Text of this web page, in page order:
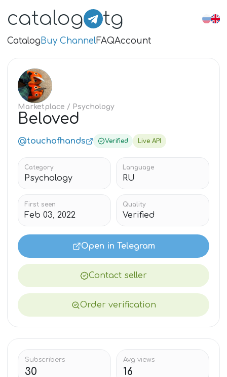
catalog tg
CatalogBuy ChannelFAQAccount
BE
Marketplace / Psychology
Beloved
@touchofhands Verified Live API
Category
Psychology
Language
RU
First seen
Feb 03, 2022
Quality
Verified
Open in Telegram
Contact seller
Order verification
Subscribers
30
Avg views
16